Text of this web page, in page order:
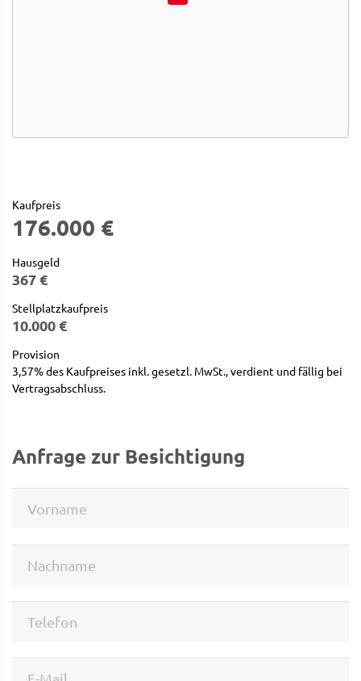
Kaufpreis
176.000 €
Hausgeld
367 €
Stellplatzkaufpreis
10.000 €
Provision
3,57% des Kaufpreises inkl. gesetzl. MwSt., verdient und fällig bei
Vertragsabschluss.
Anfrage zur Besichtigung
Vorname
Nachname
Telefon